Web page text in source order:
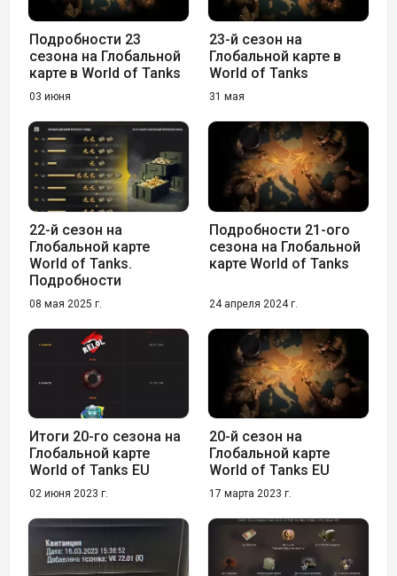
Подробности 23
сезона на Глобальной
карте в World of Tanks
03 июня
23-й сезон на
Глобальной карте в
World of Tanks
31 мая
22-й сезон на
Глобальной карте
World of Tanks.
Подробности
08 мая 2025 г.
Подробности 21-ого
сезона на Глобальной
карте World of Tanks
24 апреля 2024 г.
Итоги 20-го сезона на
Глобальной карте
World of Tanks EU
02 июня 2023 г.
20-й сезон на
Глобальной карте
World of Tanks EU
17 марта 2023 г.